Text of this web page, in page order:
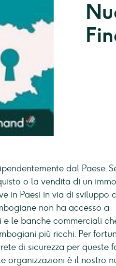
dal Paese.
o la vendita di un
in Paesi in via di sviluppo
non ha accesso a
le banche commerciali
più ricchi. Per
di sicurezza per queste
organizzazioni è il nostro